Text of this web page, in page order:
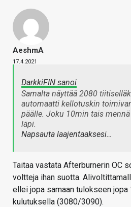
AeshmA
17.4.2021
DarkkiFIN sanoi
Samalta näyttää 2080
automaatti kellotuskin
päälle. Joku 10min tais
läpi.
Napsauta laajentaaksesi…
Taitaa vastata Afterburnerin OC
voltteja ihan suotta.
ellei jopa samaan tulokseen
kulutuksella (3080/3090).